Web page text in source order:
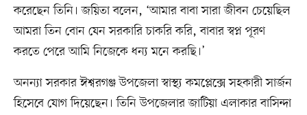
করেছেন তিনি। জয়িতা বলেন, ‘আমার বাবা সারা জীবন চেয়েছিল
আমরা তিন বোন যেন সরকারি চাকরি করি, বাবার স্বপ্ন পূরণ
করতে পেরে আমি নিজেকে ধন্য মনে করছি।’
অনন্যা সরকার ঈশ্বরগঞ্জ উপজেলা স্বাস্থ্য কমপ্লেক্সে সহকারী সার্জন
হিসেবে যোগ দিয়েছেন। তিনি উপজেলার জাটিয়া এলাকার বাসিন্দা